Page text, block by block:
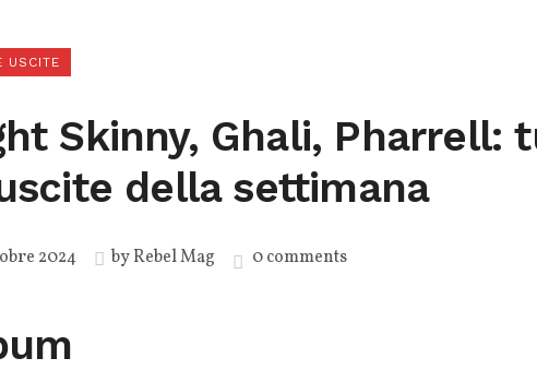
USCITE
Skinny, Ghali, Pharrell:
della settimana
2024 byRebel Mag 0 comments